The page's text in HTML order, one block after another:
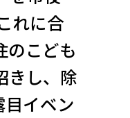
れに合
のこども
きし、除
イベン